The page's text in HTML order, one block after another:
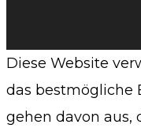
Diese Website
das bestmögliche
gehen davon aus,